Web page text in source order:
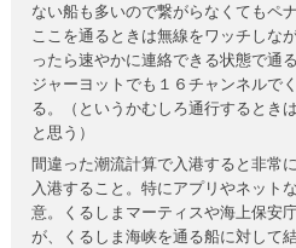
ない船も多いので繋がらなくてもペ
ここを通るときは無線をワッチしな
ったら速やかに連絡できる状態で通
ジャーヨットでも１６チャンネルで
る。（というかむしろ通行するとき
と思う）
間違った潮流計算で入港すると非常
入港すること。特にアプリやネット
意。くるしまマーティスや海上保安
が、くるしま海峡を通る船に対して